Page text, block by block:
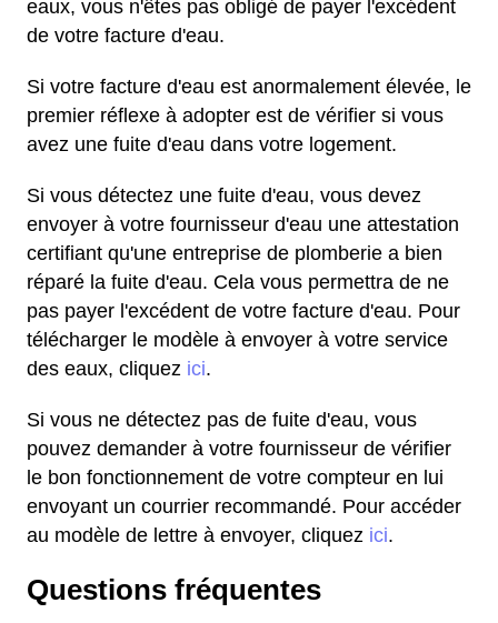
eaux, vous n'êtes pas obligé de payer l'excédent
de votre facture d'eau.
Si votre facture d'eau est anormalement élevée, le
premier réflexe à adopter est de vérifier si vous
avez une fuite d'eau dans votre logement.
Si vous détectez une fuite d'eau, vous devez
envoyer à votre fournisseur d'eau une attestation
certifiant qu'une entreprise de plomberie a bien
réparé la fuite d'eau. Cela vous permettra de ne
pas payer l'excédent de votre facture d'eau. Pour
télécharger le modèle à envoyer à votre service
des eaux, cliquez ici.
Si vous ne détectez pas de fuite d'eau, vous
pouvez demander à votre fournisseur de vérifier
le bon fonctionnement de votre compteur en lui
envoyant un courrier recommandé. Pour accéder
au modèle de lettre à envoyer, cliquez ici.
Questions fréquentes